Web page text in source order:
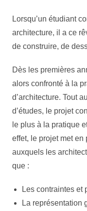
Lorsqu’un étudiant
architecture, il a ce
de construire, de
Dès les premières
alors confronté à la
d’architecture. Tout
d’études, le projet
le plus à la pratique
effet, le projet met
auxquels les
que :
Les contraintes et
La représentation